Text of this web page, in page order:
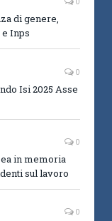
di genere,
Inps
0
Isi 2025 Asse
0
in memoria
sul lavoro
0